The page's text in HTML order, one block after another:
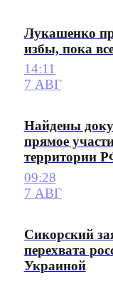
Лукашенко
избы, пока
14:11
7 АВГ
Найдены
прямое
территории
09:28
7 АВГ
Сикорский
перехвата
Украиной